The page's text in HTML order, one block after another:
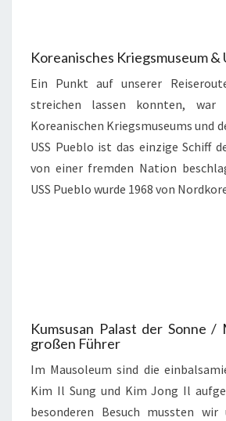
Koreanisches Kriegsmuseum &
Ein Punkt auf unserer
streichen lassen konnten, war
Koreanischen Kriegsmuseums und
USS Pueblo ist das einzige Schiff
von einer fremden Nation
USS Pueblo wurde 1968 von
Kumsusan Palast der Sonne /
großen Führer
Im Mausoleum sind die
Kim Il Sung und Kim Jong Il
besonderen Besuch mussten